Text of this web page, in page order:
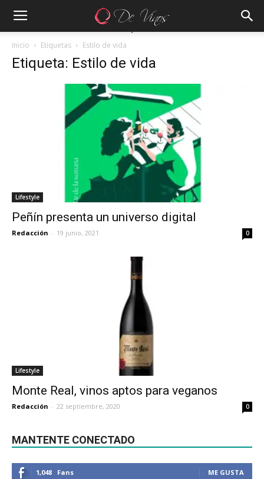
Inicio Etiquetas Estilo de vida
Etiqueta: Estilo de vida
Lifestyle
Peñín presenta un universo digital
Redacción - 19 junio, 2021 0
Lifestyle
Monte Real, vinos aptos para veganos
Redacción - 22 septiembre, 2020 0
MANTENTE CONECTADO
1,048 Fans ME GUSTA